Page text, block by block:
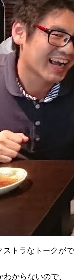
ストラなトークがで
からないので、